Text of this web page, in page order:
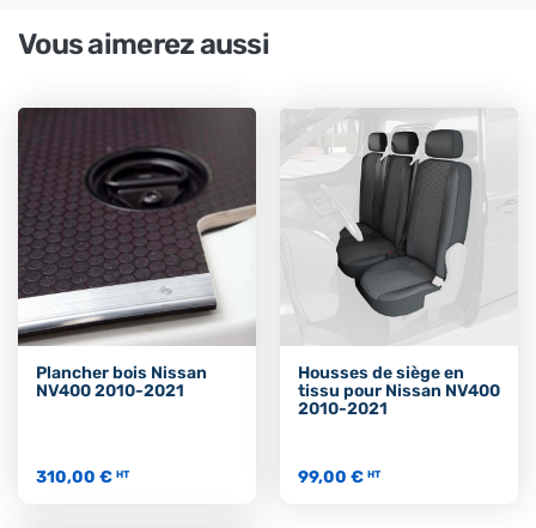
Vous aimerez aussi
Plancher bois Nissan
NV400 2010-2021
310,00 € HT
Housses de siège en
tissu pour Nissan NV400
2010-2021
99,00 € HT